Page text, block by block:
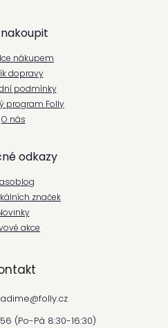
nákupem
dopravy
podmínky
program Folly
O nás
odkazy
značek
akce
@folly.cz
(Po-Pá 8:30-16:30)